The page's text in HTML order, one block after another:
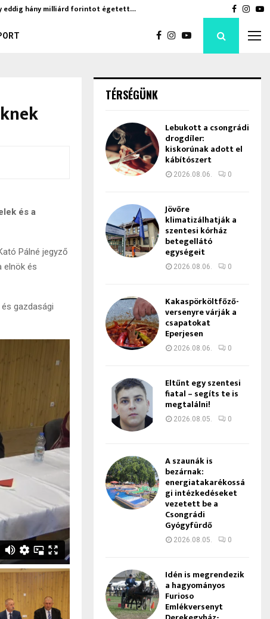
eddig hány milliárd forintot égetett… Jövőre
és a
Pálné jegyző
elnök és
gazdasági
TÉRSÉGÜNK
Lebukott a csongrádi
drogdíler:
kiskorúnak adott el
kábítószert
2026.08.06. 0
Jövőre
klimatizálhatják a
szentesi kórház
betegellátó
egységeit
2026.08.06. 0
Kakaspörköltfőző-
versenyre várják a
csapatokat
Eperjesen
2026.08.06. 0
Eltűnt egy szentesi
fiatal – segíts te is
megtalálni!
2026.08.05. 0
A szaunák is
bezárnak:
energiatakarékossá
gi intézkedéseket
vezetett be a
Csongrádi
Gyógyfürdő
2026.08.05. 0
Idén is megrendezik
a hagyományos
Furioso
Emlékversenyt